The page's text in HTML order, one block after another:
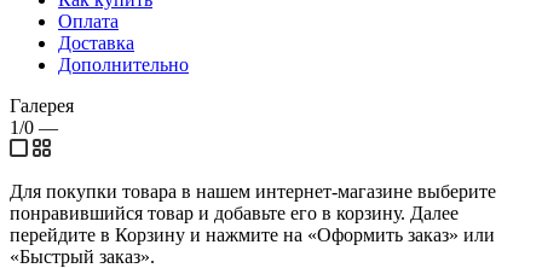
Оплата
Доставка
Дополнительно
Галерея
1/0 —
Для покупки товара в нашем интернет-магазине выберите
понравившийся товар и добавьте его в корзину. Далее
перейдите в Корзину и нажмите на «Оформить заказ» или
«Быстрый заказ».